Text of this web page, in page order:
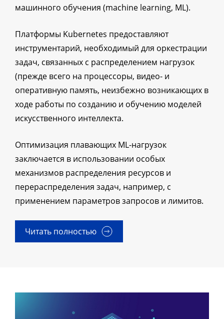
машинного обучения (machine learning, ML).
Платформы Kubernetes предоставляют
инструментарий, необходимый для оркестрации
задач, связанных с распределением нагрузок
(прежде всего на процессоры, видео- и
оперативную память, неизбежно возникающих в
ходе работы по созданию и обучению моделей
искусственного интеллекта.
Оптимизация плавающих ML-нагрузок
заключается в использовании особых
механизмов распределения ресурсов и
перераспределения задач, например, с
применением параметров запросов и лимитов.
Читать полностью